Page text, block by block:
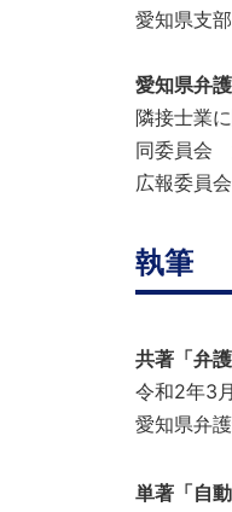
愛知県支
愛知県弁
隣接士業
同委員会
広報委員
執筆
共著「弁
令和2年3月
愛知県弁
単著「自